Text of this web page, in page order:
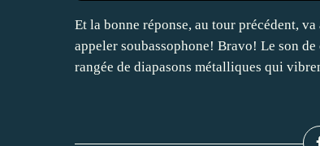
Et la bonne réponse, au tour précédent,
appeler soubassophone! Bravo! Le son
rangée de diapasons métalliques qui